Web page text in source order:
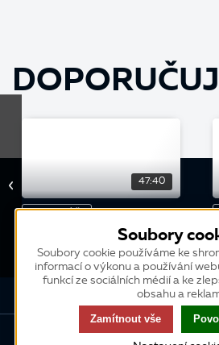
47:40
Legislativa 2025: Co se
změnilo k 1. 1. 2025
Soubory
Soubory cookie používáme ke
informací o výkonu a používání
funkcí ze sociálních médií a ke
obsahu a
Zamítnout vše